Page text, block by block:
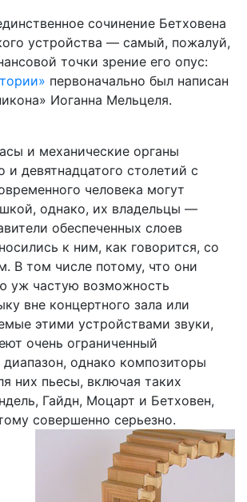
сочинение Бетховена
устройства — самый, пожалуй,
точки зрение его опус:
первоначально был написан
Иоганна Мельцеля.
и механические органы
и девятнадцатого столетий с
человека могут
однако, их владельцы —
обеспеченных слоев
к ним, как говорится, со
В том числе потому, что они
уж частую возможность
вне концертного зала или
этими устройствами звуки,
очень ограниченный
однако композиторы
них пьесы, включая таких
Гайдн, Моцарт и Бетховен,
совершенно серьезно.